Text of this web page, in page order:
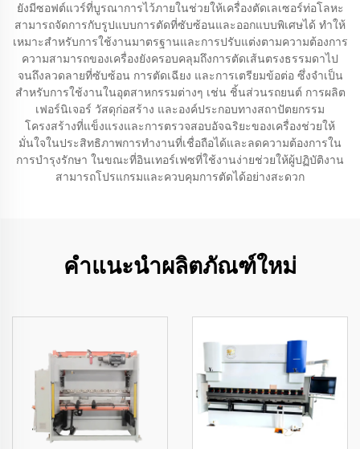
ยังมีซอฟต์แวร์ที่บูรณาการไว้ภายในช่วยให้เครื่องตัดเลเซอร์ท่อโลหะ
สามารถจัดการกับรูปแบบการตัดที่ซับซ้อนและออกแบบพิเศษได้ ทำให้
เหมาะสำหรับการใช้งานมาตรฐานและการปรับแต่งตามความต้องการ
ความสามารถของเครื่องยังครอบคลุมถึงการตัดเส้นตรงธรรมดาไป
จนถึงลวดลายที่ซับซ้อน การตัดเฉียง และการเตรียมข้อต่อ ซึ่งจำเป็น
สำหรับการใช้งานในอุตสาหกรรมต่างๆ เช่น ชิ้นส่วนรถยนต์ การผลิต
เฟอร์นิเจอร์ วัสดุก่อสร้าง และองค์ประกอบทางสถาปัตยกรรม
โครงสร้างที่แข็งแรงและการตรวจสอบอัจฉริยะของเครื่องช่วยให้
มั่นใจในประสิทธิภาพการทำงานที่เชื่อถือได้และลดความต้องการใน
การบำรุงรักษา ในขณะที่อินเทอร์เฟซที่ใช้งานง่ายช่วยให้ผู้ปฏิบัติงาน
สามารถโปรแกรมและควบคุมการตัดได้อย่างสะดวก
คำแนะนำผลิตภัณฑ์ใหม่